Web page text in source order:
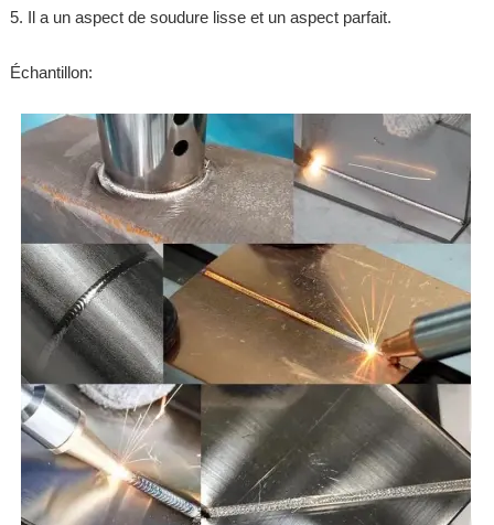
5. Il a un aspect de soudure lisse et un aspect parfait.
Échantillon: